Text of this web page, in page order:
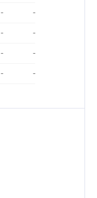
-
-
-
-
-
-
- -